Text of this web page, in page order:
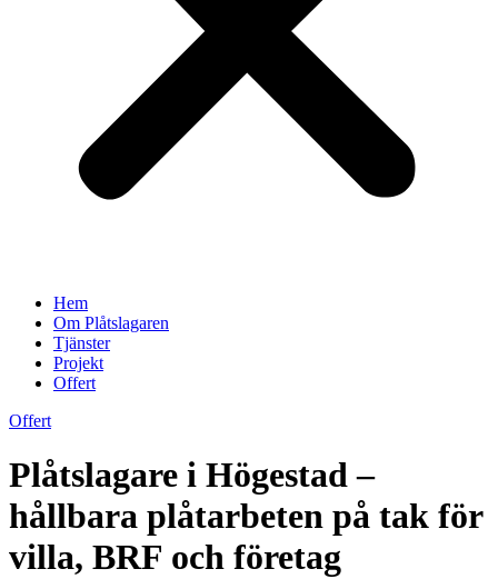
Hem
Om Plåtslagaren
Tjänster
Projekt
Offert
Offert
Plåtslagare i Högestad –
hållbara plåtarbeten på tak för
villa, BRF och företag